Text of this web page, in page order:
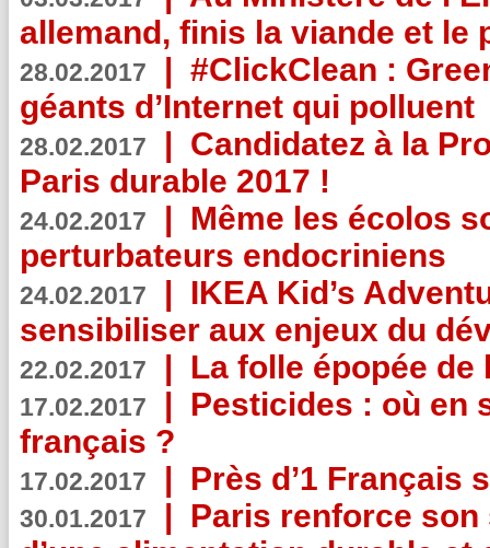
allemand, finis la viande et le
28.02.2017 | #ClickClean :
géants d’Internet qui polluent
28.02.2017 | Candidatez à la
Paris durable 2017 !
24.02.2017 | Même les écolos
perturbateurs endocriniens
24.02.2017 | IKEA Kid’s
sensibiliser aux enjeux du
22.02.2017 | La folle épopée de
17.02.2017 | Pesticides : où en
français ?
17.02.2017 | Près d’1 Français
30.01.2017 | Paris renforce